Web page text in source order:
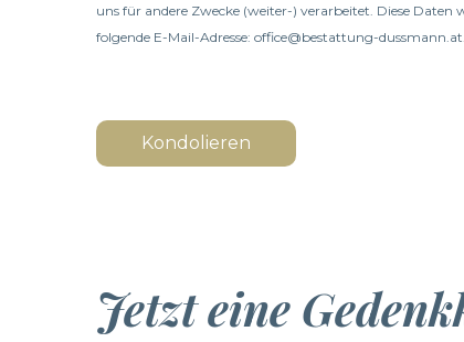
uns für andere Zwecke (weiter-) verarbeitet. Diese
folgende E-Mail-Adresse: office@bestattung-
Kondolieren
Jetzt eine